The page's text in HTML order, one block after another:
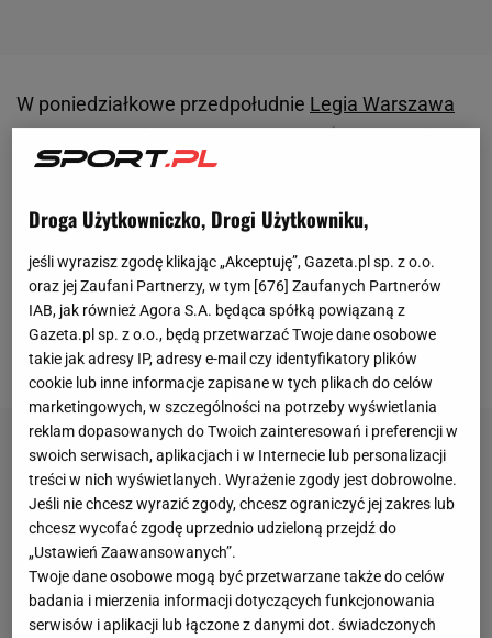
W poniedziałkowe przedpołudnie Legia Warszawa
letni Rumun Edward Iordanescu. Na konferencji
Michał Żewłakow, który zabrał głos w temacie
potencjalnych transferów i poszczególnych piłkarzy.
O tym kto trafi do Legii latem, dowiemy się wkrótce.
Wiadomo już, kto na pewno nie będzie
reprezentować jej barw.
Droga Użytkowniczko, Drogi Użytkowniku,
jeśli wyrazisz zgodę klikając „Akceptuję”, Gazeta.pl sp. z o.o.
oraz jej Zaufani Partnerzy, w tym [676] Zaufanych Partnerów
IAB, jak również Agora S.A. będąca spółką powiązaną z
Gazeta.pl sp. z o.o., będą przetwarzać Twoje dane osobowe
takie jak adresy IP, adresy e-mail czy identyfikatory plików
cookie lub inne informacje zapisane w tych plikach do celów
marketingowych, w szczególności na potrzeby wyświetlania
reklam dopasowanych do Twoich zainteresowań i preferencji w
swoich serwisach, aplikacjach i w Internecie lub personalizacji
treści w nich wyświetlanych. Wyrażenie zgody jest dobrowolne.
Jeśli nie chcesz wyrazić zgody, chcesz ograniczyć jej zakres lub
chcesz wycofać zgodę uprzednio udzieloną przejdź do
„Ustawień Zaawansowanych”.
Twoje dane osobowe mogą być przetwarzane także do celów
badania i mierzenia informacji dotyczących funkcjonowania
serwisów i aplikacji lub łączone z danymi dot. świadczonych